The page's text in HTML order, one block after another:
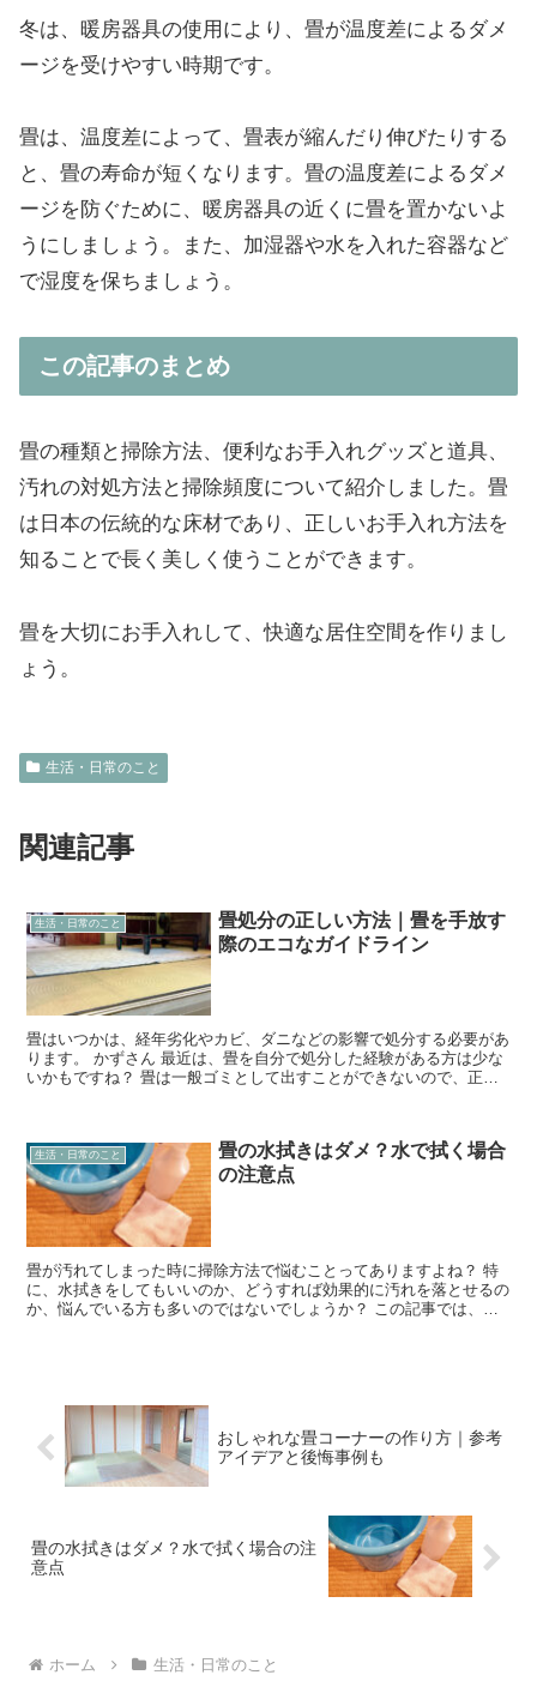
冬は、暖房器具の使用により、畳が温度差によるダメ
ージを受けやすい時期です。
畳は、温度差によって、畳表が縮んだり伸びたりする
と、畳の寿命が短くなります。畳の温度差によるダメ
ージを防ぐために、暖房器具の近くに畳を置かないよ
うにしましょう。また、加湿器や水を入れた容器など
で湿度を保ちましょう。
この記事のまとめ
畳の種類と掃除方法、便利なお手入れグッズと道具、
汚れの対処方法と掃除頻度について紹介しました。畳
は日本の伝統的な床材であり、正しいお手入れ方法を
知ることで長く美しく使うことができます。
畳を大切にお手入れして、快適な居住空間を作りまし
ょう。
生活・日常のこと
関連記事
生活・日常のこと
畳処分の正しい方法｜畳を手放す
際のエコなガイドライン
畳はいつかは、経年劣化やカビ、ダニなどの影響で処分する必要があ
ります。 かずさん 最近は、畳を自分で処分した経験がある方は少な
いかもですね？ 畳は一般ゴミとして出すことができないので、正し
生活・日常のこと
畳の水拭きはダメ？水で拭く場合
の注意点
畳が汚れてしまった時に掃除方法で悩むことってありますよね？ 特
に、水拭きをしてもいいのか、どうすれば効果的に汚れを落とせるの
か、悩んでいる方も多いのではないでしょうか？ この記事では、畳
おしゃれな畳コーナーの作り方｜参考
アイデアと後悔事例も
畳の水拭きはダメ？水で拭く場合の注
意点
ホーム 生活・日常のこと